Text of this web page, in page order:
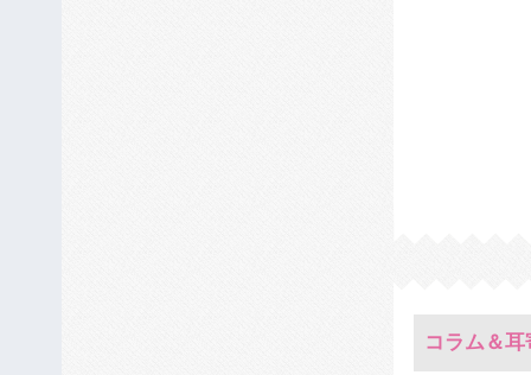
コラム＆